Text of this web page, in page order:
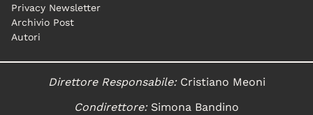
Privacy Newsletter
Archivio Post
Autori
Direttore Responsabile:Cristiano Meoni
Condirettore:Simona Bandino